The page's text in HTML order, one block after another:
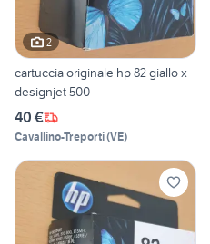
2
cartuccia originale hp 82 giallo x
designjet 500
40 €
Cavallino-Treporti(VE)